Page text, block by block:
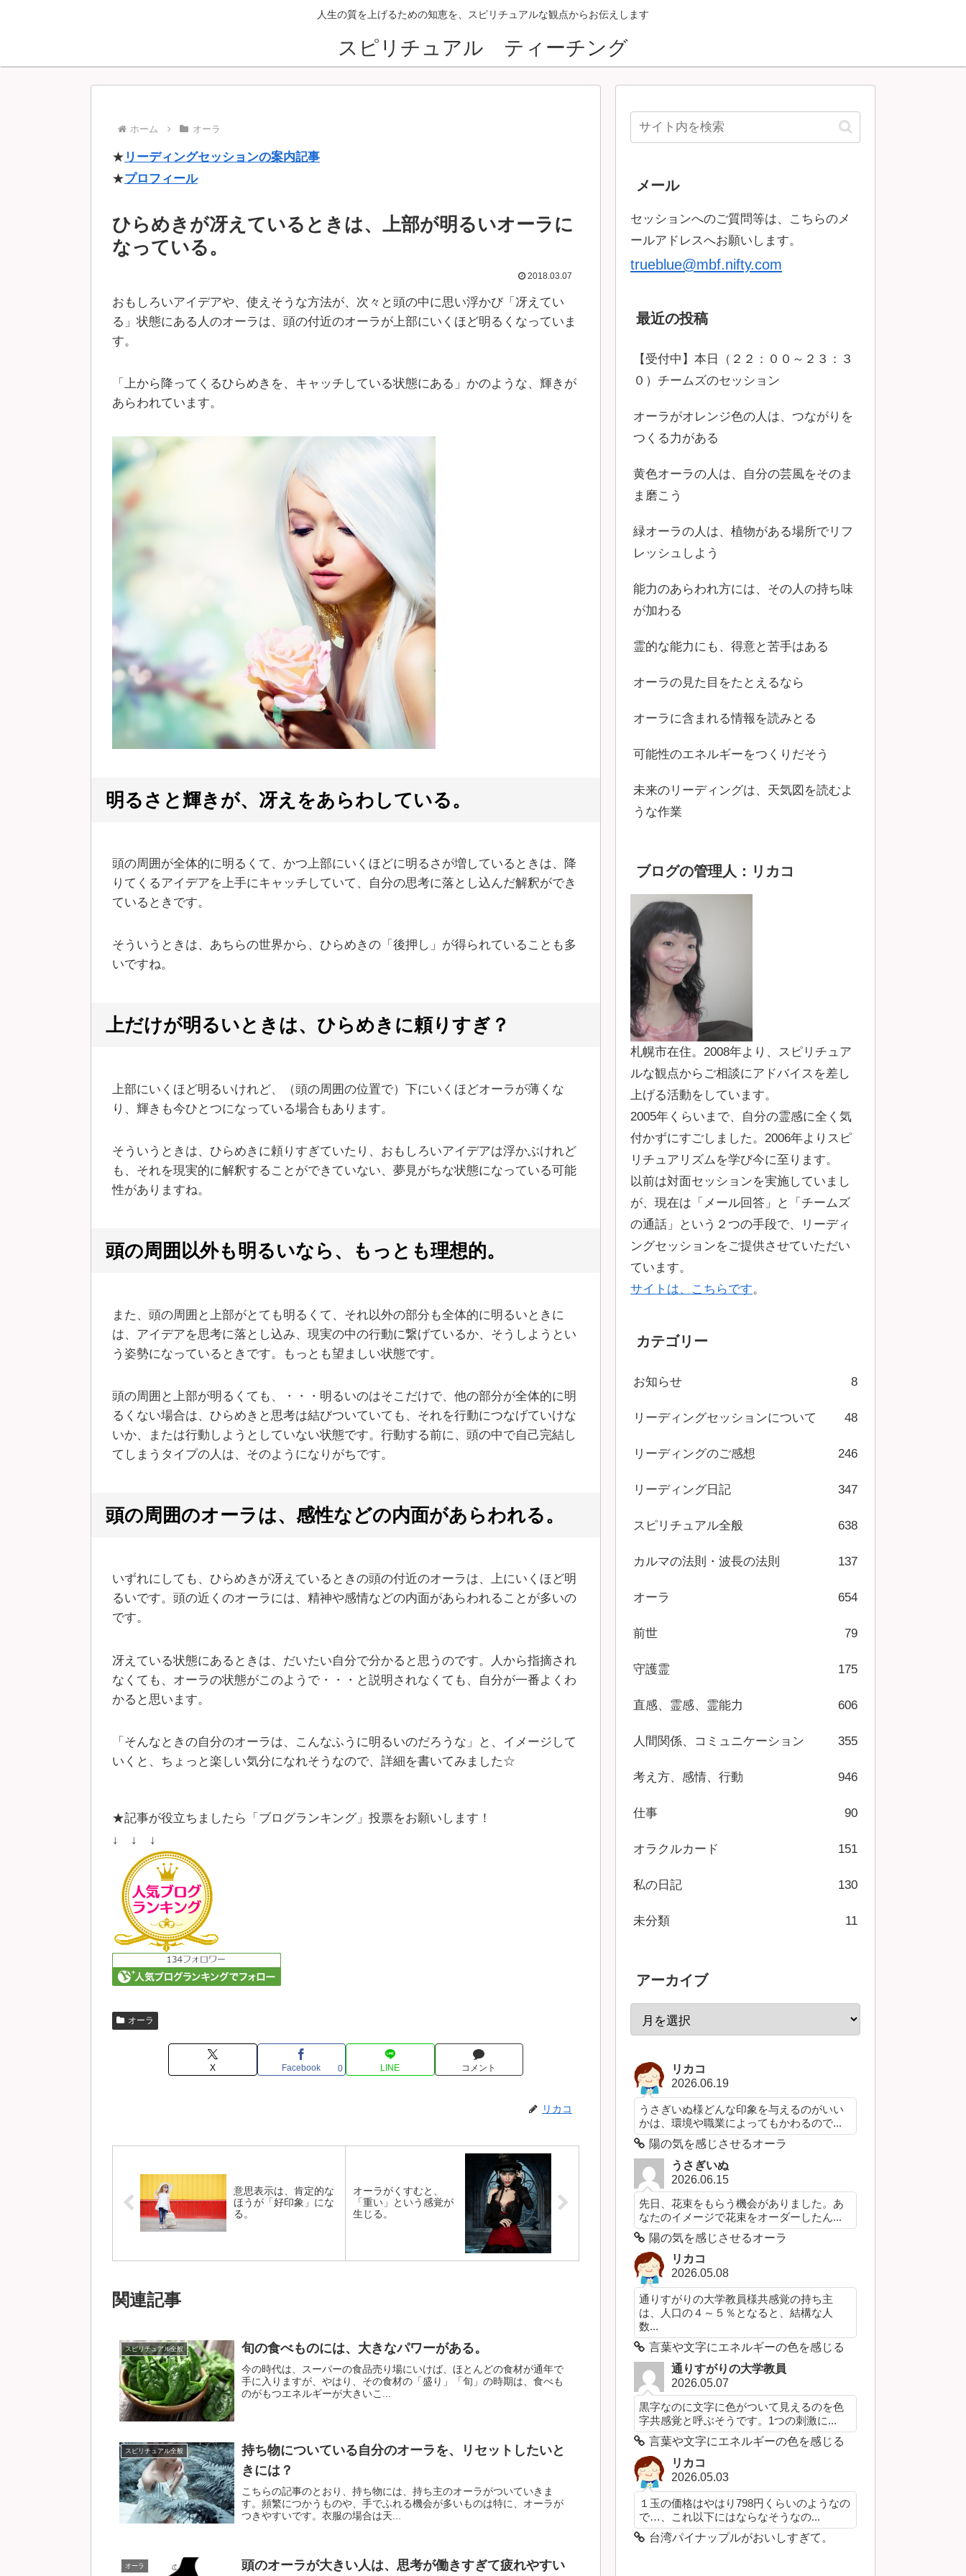
人生の質を上げるための知恵を、スピリチュアルな観点からお伝えします
スピリチュアル ティーチング
ホーム オーラ
★ リーディングセッションの案内記事
★プロフィール
ひらめきが冴えているときは、上部が明るいオーラに
なっている。
2018.03.07
おもしろいアイデアや、使えそうな方法が、次々と頭の中に思い浮かび「冴えてい
る」状態にある人のオーラは、頭の付近のオーラが上部にいくほど明るくなっていま
す。
「上から降ってくるひらめきを、キャッチしている状態にある」かのような、輝きが
あらわれています。
明るさと輝きが、冴えをあらわしている。
頭の周囲が全体的に明るくて、かつ上部にいくほどに明るさが増しているときは、降
りてくるアイデアを上手にキャッチしていて、自分の思考に落とし込んだ解釈ができ
ているときです。
そういうときは、あちらの世界から、ひらめきの「後押し」が得られていることも多
いですね。
上だけが明るいときは、ひらめきに頼りすぎ？
上部にいくほど明るいけれど、（頭の周囲の位置で）下にいくほどオーラが薄くな
り、輝きも今ひとつになっている場合もあります。
そういうときは、ひらめきに頼りすぎていたり、おもしろいアイデアは浮かぶけれど
も、それを現実的に解釈することができていない、夢見がちな状態になっている可能
性がありますね。
頭の周囲以外も明るいなら、もっとも理想的。
また、頭の周囲と上部がとても明るくて、それ以外の部分も全体的に明るいときに
は、アイデアを思考に落とし込み、現実の中の行動に繋げているか、そうしようとい
う姿勢になっているときです。もっとも望ましい状態です。
頭の周囲と上部が明るくても、・・・明るいのはそこだけで、他の部分が全体的に明
るくない場合は、ひらめきと思考は結びついていても、それを行動につなげていけな
いか、または行動しようとしていない状態です。行動する前に、頭の中で自己完結し
てしまうタイプの人は、そのようになりがちです。
頭の周囲のオーラは、感性などの内面があらわれる。
いずれにしても、ひらめきが冴えているときの頭の付近のオーラは、上にいくほど明
るいです。頭の近くのオーラには、精神や感情などの内面があらわれることが多いの
です。
冴えている状態にあるときは、だいたい自分で分かると思うのです。人から指摘され
なくても、オーラの状態がこのようで・・・と説明されなくても、自分が一番よくわ
かると思います。
「そんなときの自分のオーラは、こんなふうに明るいのだろうな」と、イメージして
いくと、ちょっと楽しい気分になれそうなので、詳細を書いてみました☆
★記事が役立ちましたら「ブログランキング」投票をお願いします！
↓ ↓ ↓
オーラ
X Facebook 0 LINE コメント
リカコ
意思表示は、肯定的な
ほうが「好印象」にな
る。
オーラがくすむと、
「重い」という感覚が
生じる。
関連記事
スピリチュアル全般 旬の食べものには、大きなパワーがある。
今の時代は、スーパーの食品売り場にいけば、ほとんどの食材が通年で
手に入りますが、やはり、その食材の「盛り」「旬」の時期は、食べも
のがもつエネルギーが大きいこ...
スピリチュアル全般
持ち物についている自分のオーラを、リセットしたいと
きには？
こちらの記事のとおり、持ち物には、持ち主のオーラがついていきま
す。頻繁につかうものや、手でふれる機会が多いものは特に、オーラが
つきやすいです。衣服の場合は天...
オーラ 頭のオーラが大きい人は、思考が働きすぎて疲れやすい
メール
セッションへのご質問等は、こちらのメ
ールアドレスへお願いします。
trueblue@mbf.nifty.com
最近の投稿
【受付中】本日（２２：００～２３：３
０）チームズのセッション
オーラがオレンジ色の人は、つながりを
つくる力がある
黄色オーラの人は、自分の芸風をそのま
ま磨こう
緑オーラの人は、植物がある場所でリフ
レッシュしよう
能力のあらわれ方には、その人の持ち味
が加わる
霊的な能力にも、得意と苦手はある
オーラの見た目をたとえるなら
オーラに含まれる情報を読みとる
可能性のエネルギーをつくりだそう
未来のリーディングは、天気図を読むよ
うな作業
ブログの管理人：リカコ
札幌市在住。2008年より、スピリチュア
ルな観点からご相談にアドバイスを差し
上げる活動をしています。
2005年くらいまで、自分の霊感に全く気
付かずにすごしました。2006年よりスピ
リチュアリズムを学び今に至ります。
以前は対面セッションを実施していまし
が、現在は「メール回答」と「チームズ
の通話」という２つの手段で、リーディ
ングセッションをご提供させていただい
ています。
サイトは、こちらです。
カテゴリー
お知らせ 8
リーディングセッションについて 48
リーディングのご感想 246
リーディング日記 347
スピリチュアル全般 638
カルマの法則・波長の法則 137
オーラ 654
前世 79
守護霊 175
直感、霊感、霊能力 606
人間関係、コミュニケーション 355
考え方、感情、行動 946
仕事 90
オラクルカード 151
私の日記 130
未分類 11
アーカイブ
リカコ
2026.06.19
うさぎいぬ様どんな印象を与えるのがいい
かは、環境や職業によってもかわるので...
陽の気を感じさせるオーラ
うさぎいぬ
2026.06.15
先日、花束をもらう機会がありました。あ
なたのイメージで花束をオーダーしたん...
陽の気を感じさせるオーラ
リカコ
2026.05.08
通りすがりの大学教員様共感覚の持ち主
は、人口の４～５％となると、結構な人
数...
言葉や文字にエネルギーの色を感じる
通りすがりの大学教員
2026.05.07
黒字なのに文字に色がついて見えるのを色
字共感覚と呼ぶそうです。1つの刺激に...
言葉や文字にエネルギーの色を感じる
リカコ
2026.05.03
１玉の価格はやはり798円くらいのようなの
で…、これ以下にはならなそうなの...
台湾パイナップルがおいしすぎて。